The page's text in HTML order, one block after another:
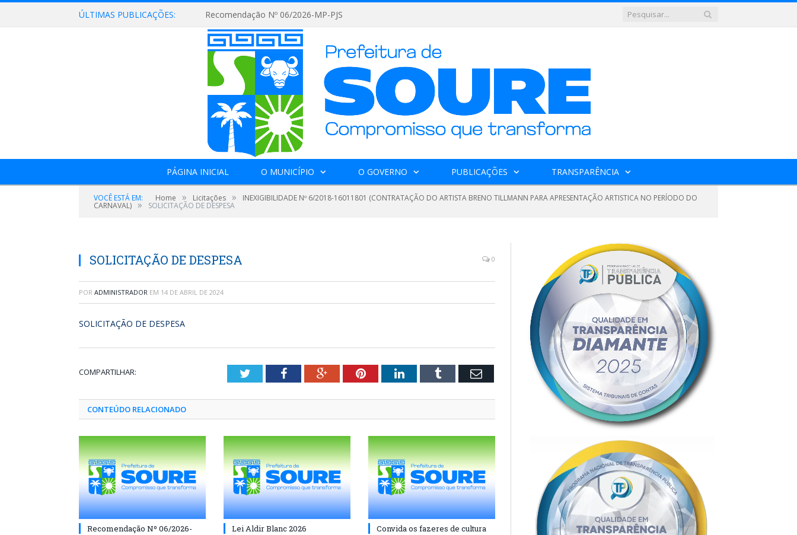
ÚLTIMAS PUBLICAÇÕES: Recomendação Nº 06/2026-MP-PJS
PÁGINA INICIAL O MUNICÍPIO O GOVERNO PUBLICAÇÕES TRANSPARÊNCIA
VOCÊ ESTÁ EM: Home » Licitações » INEXIGIBILIDADE Nº 6/2018-16011801 (CONTRATAÇÃO DO ARTISTA BRENO TILLMANN PARA APRESENTAÇÃO ARTISTICA NO PERÍODO DO
CARNAVAL) » SOLICITAÇÃO DE DESPESA
SOLICITAÇÃO DE DESPESA 0
POR ADMINISTRADOR EM 14 DE ABRIL DE 2024
SOLICITAÇÃO DE DESPESA
COMPARTILHAR: TwitterFacebookGoogle+PinterestLinkedInTumblr Email
CONTEÚDO RELACIONADO
Recomendação Nº 06/2026-
Lei Aldir Blanc 2026
Convida os fazeres de cultura